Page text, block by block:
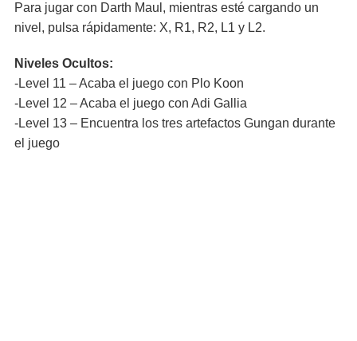
Para jugar con Darth Maul, mientras esté cargando un
nivel, pulsa rápidamente: X, R1, R2, L1 y L2.
Niveles Ocultos:
-Level 11 – Acaba el juego con Plo Koon
-Level 12 – Acaba el juego con Adi Gallia
-Level 13 – Encuentra los tres artefactos Gungan durante
el juego